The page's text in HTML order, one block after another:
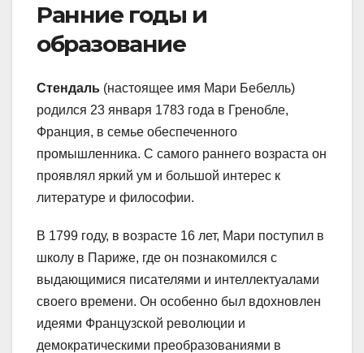
Ранние годы и
образование
Стендаль (настоящее имя Мари Бебелль)
родился 23 января 1783 года в Гренобле,
Франция, в семье обеспеченного
промышленника. С самого раннего возраста он
проявлял яркий ум и большой интерес к
литературе и философии.
В 1799 году, в возрасте 16 лет, Мари поступил в
школу в Париже, где он познакомился с
выдающимися писателями и интеллектуалами
своего времени. Он особенно был вдохновлен
идеями Французской революции и
демократическими преобразованиями в